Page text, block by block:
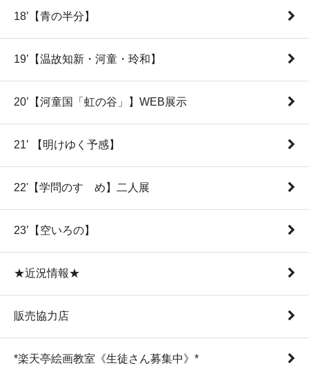
18’【青の半分】
19’【温故知新・河童・玲和】
20’【河童国「虹の谷」】WEB展示
21’ 【明けゆく予感】
22'【学問のすゝめ】二人展
23’【空いろの】
★近況情報★
販売協力店
*楽天亭絵画教室《生徒さん募集中》*